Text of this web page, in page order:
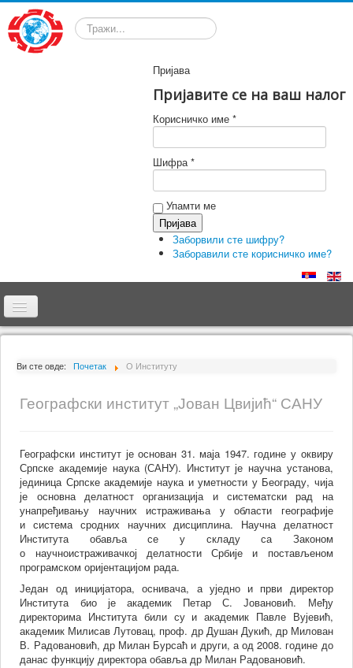
Пријава
Пријавите се на ваш налог
Корисничко име *
Шифра *
Упамти ме
Заборвили сте шифру?
Заборавили сте корисничко име?
Почетна
О Институту
Пројекти
Активности
Сарадња
Новости
Библиотека
Контакт
Ви сте овде: Почетак О Институту
Географски институт „Јован Цвијић“ САНУ
Географски институт је основан 31. маја 1947. године у оквиру
Српске академије наука (САНУ). Институт је научна установа,
јединица Српске академије наука и уметности у Београду, чија
је основна делатност организација и систематски рад на
унапређивању научних истраживања у области географије
и система сродних научних дисциплина. Научна делатност
Института обавља се у складу са Законом
о научноистраживачкој делатности Србије и постављеном
програмском оријентацијом рада.
Један од иницијатора, оснивача, а уједно и први директор
Института био је академик Петар С. Јовановић. Међу
директорима Института били су и академик Павле Вујевић,
академик Милисав Лутовац, проф. др Душан Дукић, др Милован
В. Радовановић, др Милан Бурсаћ и други, а од 2008. године до
данас функцију директора обавља др Милан Радовановић.